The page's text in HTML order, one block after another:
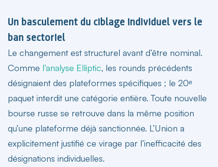
Un basculement du ciblage individuel vers le
ban sectoriel
Le changement est structurel avant d’être nominal.
Comme l’analyse Elliptic, les rounds précédents
désignaient des plateformes spécifiques ; le 20ᵉ
paquet interdit une catégorie entière. Toute nouvelle
bourse russe se retrouve dans la même position
qu’une plateforme déjà sanctionnée. L’Union a
explicitement justifié ce virage par l’inefficacité des
désignations individuelles.